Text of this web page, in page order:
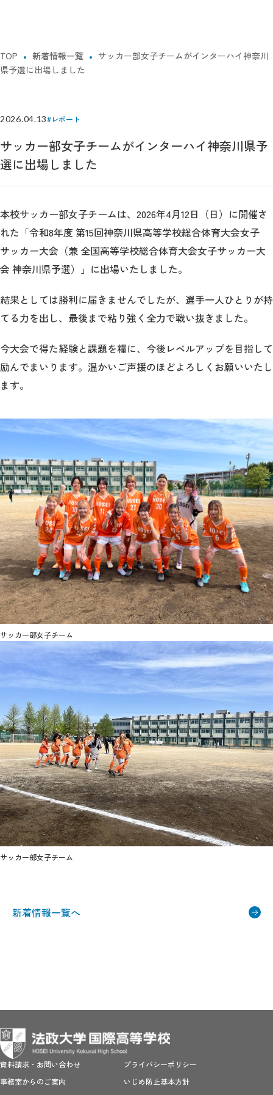
TOP 新着情報一覧
サッカー部女子チームがインターハイ神奈川
県予選に出場しました
2026.04.13#レポート
サッカー部女子チームがインターハイ神奈川県予
選に出場しました
本校サッカー部女子チームは、2026年4月12日（日）に開催さ
れた「令和8年度 第15回神奈川県高等学校総合体育大会女子
サッカー大会（兼 全国高等学校総合体育大会女子サッカー大
会 神奈川県予選）」に出場いたしました。
結果としては勝利に届きませんでしたが、選手一人ひとりが持
てる力を出し、最後まで粘り強く全力で戦い抜きました。
今大会で得た経験と課題を糧に、今後レベルアップを目指して
励んでまいります。温かいご声援のほどよろしくお願いいたし
ます。
サッカー部女子チーム
サッカー部女子チーム
新着情報一覧へ
資料請求・お問い合わせ
事務室からのご案内
プライバシーポリシー
いじめ防止基本方針